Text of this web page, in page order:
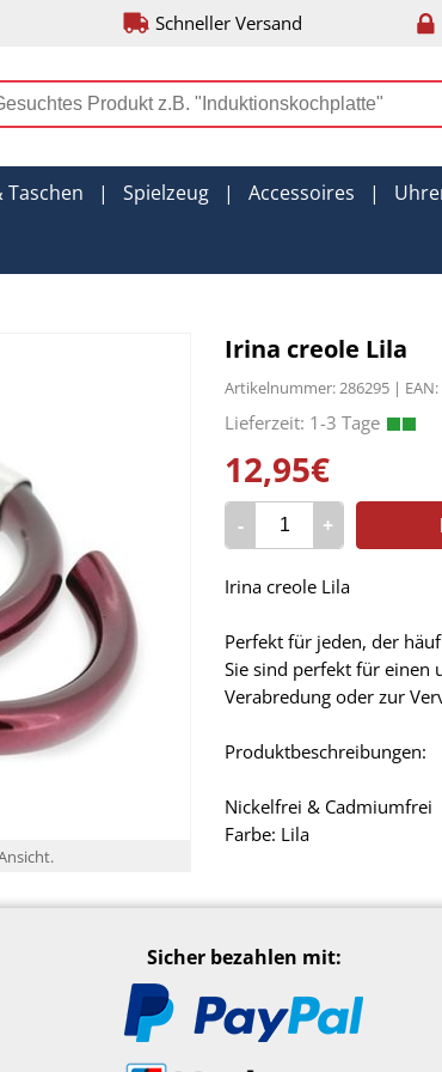
Schneller Versand
Taschen | Spielzeug | Accessoires |
Irina creole Lila
Artikelnummer: 286295 |
12,95€
- +
Irina creole Lila
Perfekt für jeden, der
Sie sind perfekt für einen
Verabredung oder zur
Produktbeschreibungen:
Nickelfrei & Cadmiumfrei
Farbe: Lila
Sicher bezahlen mit: